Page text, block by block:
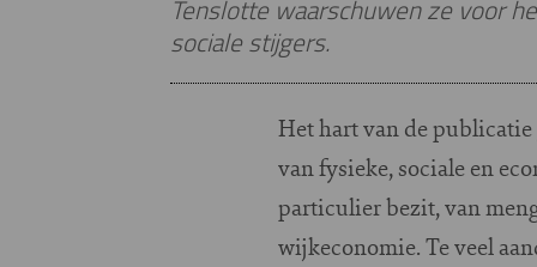
Tenslotte waarschuwen ze voor
sociale stijgers.
Het hart van de
van fysieke, sociale en
particulier bezit, van
wijkeconomie. Te veel